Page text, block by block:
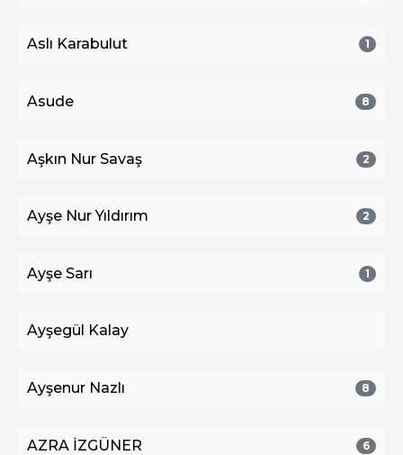
Aslı Karabulut 1
Asude 8
Aşkın Nur Savaş 2
Ayşe Nur Yıldırım 2
Ayşe Sarı 1
Ayşegül Kalay
Ayşenur Nazlı 8
AZRA İZGÜNER 6